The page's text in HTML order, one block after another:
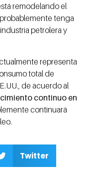
remodelando el
tenga
petrolera y
representa
total de
de acuerdo al
continuo en
continuará
Twitter